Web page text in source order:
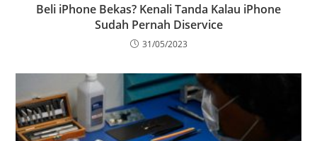
Beli iPhone Bekas? Kenali Tanda Kalau iPhone
Sudah Pernah Diservice
31/05/2023